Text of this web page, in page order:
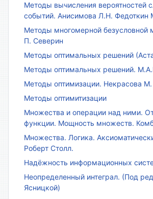
Методы вычисления вероятностей
событий. Анисимова Л.Н. Федоткин
Методы многомерной безусловной
П. Северин
Методы оптимальных решений
Методы оптимальных решений.
Методы оптимизации. Некрасова М.
Методы оптимитизации
Множества и операции над ними.
функции. Мощность множеств.
Множества. Логика.
Роберт Столл.
Надёжность информационных
Неопределенный интеграл. (Под
Ясницкой)